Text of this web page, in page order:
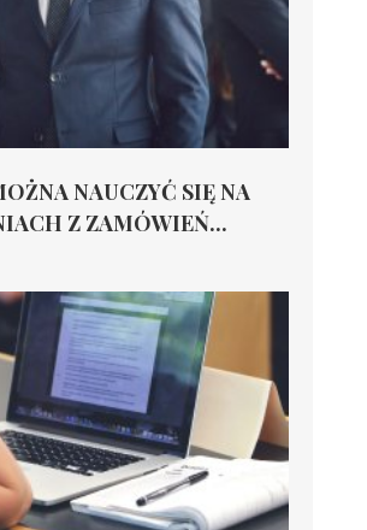
NAUCZYĆ SIĘ NA
Z ZAMÓWIEŃ...